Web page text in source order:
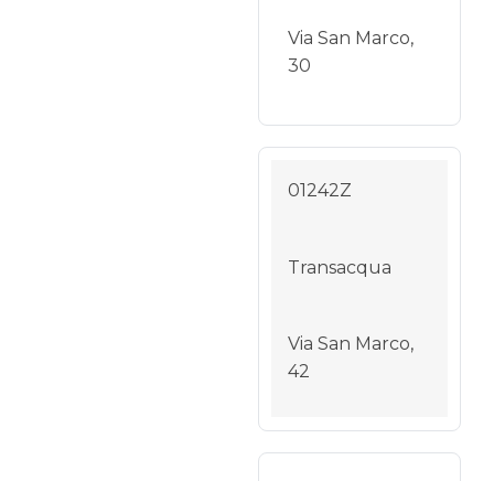
Via San Marco,
30
01242Z
Transacqua
Via San Marco,
42